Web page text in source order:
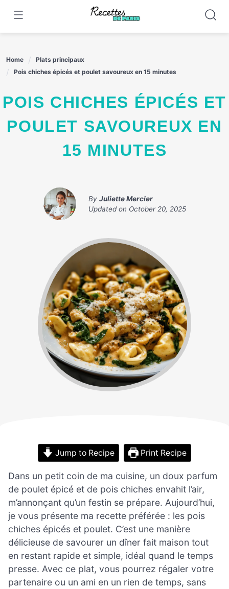
content
Home
Plats principaux
Pois chiches épicés et poulet savoureux en 15 minutes
POIS CHICHES ÉPICÉS ET
POULET SAVOUREUX EN
15 MINUTES
By Juliette Mercier
Updated on October 20, 2025
Jump to Recipe Print Recipe
Dans un petit coin de ma cuisine, un doux parfum
de poulet épicé et de pois chiches envahit l’air,
m’annonçant qu’un festin se prépare. Aujourd’hui,
je vous présente ma recette préférée : les pois
chiches épicés et poulet. C’est une manière
délicieuse de savourer un dîner fait maison tout
en restant rapide et simple, idéal quand le temps
presse. Avec ce plat, vous pourrez régaler votre
partenaire ou un ami en un rien de temps, sans